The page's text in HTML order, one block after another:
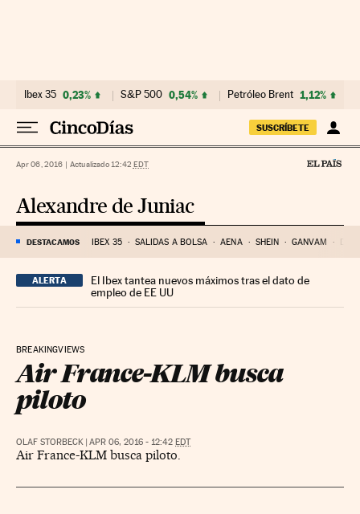
Ibex 35 0,23% S&P 500 0,54% Petróleo Brent 1,12%
SUSCRÍBETE
Apr 06, 2016 | Actualizado 12:42 EDT
Alexandre de Juniac
DESTACAMOS IBEX 35 SALIDAS A BOLSA AENA SHEIN GANVAM
ALERTA
El Ibex tantea nuevos máximos tras el dato de
empleo de EE UU
BREAKINGVIEWS
Air France-KLM busca
piloto
OLAF STORBECK | APR 06, 2016 - 12:42 EDT
Air France-KLM busca piloto.